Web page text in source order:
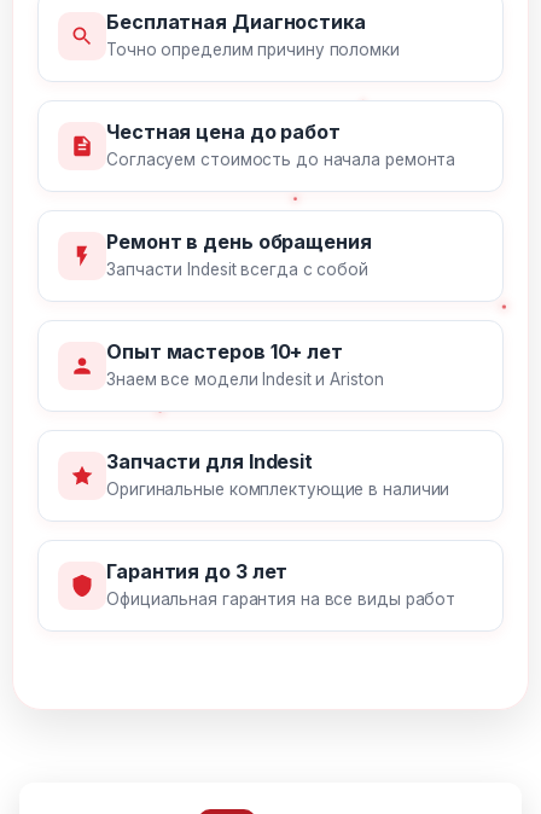
Бесплатная Диагностика
Точно определим причину поломки
Честная цена до работ
Согласуем стоимость до начала ремонта
Ремонт в день обращения
Запчасти Indesit всегда с собой
Опыт мастеров 10+ лет
Знаем все модели Indesit и Ariston
Запчасти для Indesit
Оригинальные комплектующие в наличии
Гарантия до 3 лет
Официальная гарантия на все виды работ